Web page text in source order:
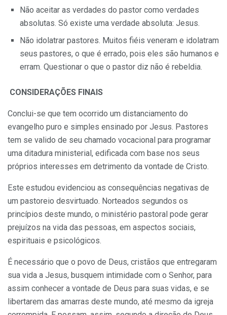
Não aceitar as verdades do pastor como verdades
absolutas. Só existe uma verdade absoluta: Jesus.
Não idolatrar pastores. Muitos fiéis veneram e idolatram
seus pastores, o que é errado, pois eles são humanos e
erram. Questionar o que o pastor diz não é rebeldia.
CONSIDERAÇÕES FINAIS
Conclui-se que tem ocorrido um distanciamento do
evangelho puro e simples ensinado por Jesus. Pastores
tem se valido de seu chamado vocacional para programar
uma ditadura ministerial, edificada com base nos seus
próprios interesses em detrimento da vontade de Cristo.
Este estudou evidenciou as consequências negativas de
um pastoreio desvirtuado. Norteados segundos os
princípios deste mundo, o ministério pastoral pode gerar
prejuízos na vida das pessoas, em aspectos sociais,
espirituais e psicológicos.
É necessário que o povo de Deus, cristãos que entregaram
sua vida a Jesus, busquem intimidade com o Senhor, para
assim conhecer a vontade de Deus para suas vidas, e se
libertarem das amarras deste mundo, até mesmo da igreja